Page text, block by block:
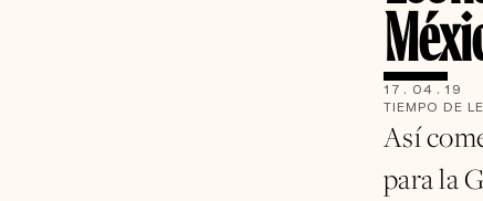
17 . 04 . 19
TIEMPO DE
Así
para la